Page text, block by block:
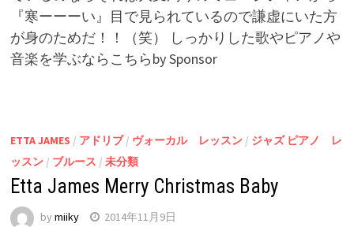
『寒ーーーい』目で見られているので謙虚にいた方
が身のためだ！！（笑） しっかりした歌やピアノや
音楽を学ぶならこちらby Sponsor
ETTA JAMES / アドリブ/ ヴォーカル レッスン/ ジャズ ピアノ レ
ッスン/ ブルース / 未分類
Etta James Merry Christmas Baby
by miiky 2014年11月9日